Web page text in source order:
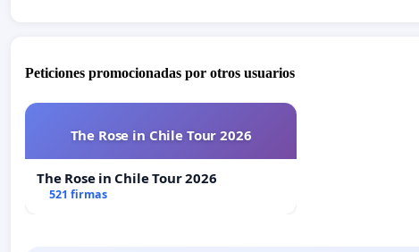
Peticiones promocionadas por otros usuarios
The Rose in Chile Tour 2026
The Rose in Chile Tour 2026
521 firmas